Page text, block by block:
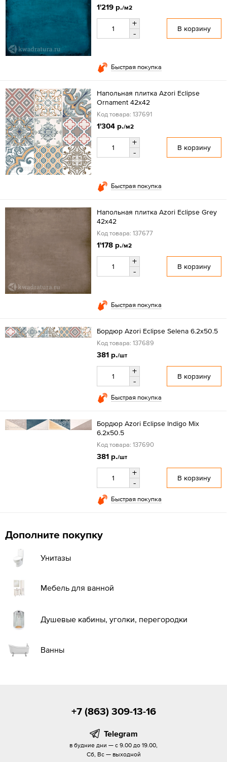
1'219 р./м2
+
-
В корзину
Быстрая покупка
Напольная плитка Azori Eclipse
Ornament 42х42
Код товара: 137691
1'304 р./м2
+
-
В корзину
Быстрая покупка
Напольная плитка Azori Eclipse Grey
42x42
Код товара: 137677
1'178 р./м2
+
-
В корзину
Быстрая покупка
Бордюр Azori Eclipse Selena 6.2x50.5
Код товара: 137689
381 р./шт
+
-
В корзину
Быстрая покупка
Бордюр Azori Eclipse Indigo Mix
6.2x50.5
Код товара: 137690
381 р./шт
+
-
В корзину
Быстрая покупка
Дополните покупку
Унитазы
Мебель для ванной
Душевые кабины, уголки, перегородки
Ванны
+7 (863) 309-13-16
Telegram
в будние дни — с 9.00 до 19.00,
Сб, Вс — выходной